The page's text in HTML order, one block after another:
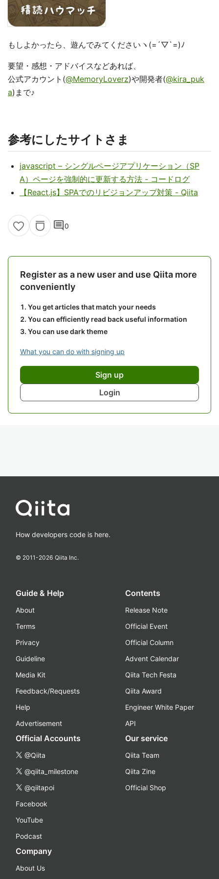
もしよかったら、遊んでみてくださいヽ(=´▽`=)ﾉ
要望・感想・アドバイスなどあれば、
公式アカウント(@MemoryLoverz)や開発者(@kira_puk
a)まで♪
参考にしたサイトさま
javascript – シングルページアプリケーション（SP
A）ページを強制的に更新する方法 - コードログ
【React.js】SPAでのリビジョンアップ対策 - Qiita
comment0
Register as a new user and use Qiita more
conveniently
You get articles that match your needs
You can efficiently read back useful information
You can use dark theme
What you can do with signing up
Sign up
Login
How developers code is here.
© 2011-2026 Qiita Inc.
Guide & Help
About
Terms
Privacy
Guideline
Media Kit
Feedback/Requests
Help
Advertisement
Contents
Release Note
Official Event
Official Column
Advent Calendar
Qiita Tech Festa
Qiita Award
Engineer White Paper
API
Official Accounts
@Qiita
@qiita_milestone
@qiitapoi
Facebook
YouTube
Podcast
Our service
Qiita Team
Qiita Zine
Official Shop
Company
About Us